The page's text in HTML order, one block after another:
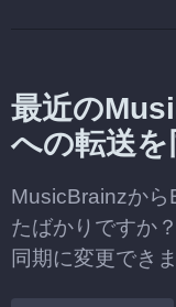
最近の
への転送
MusicBrainzから
たばかりですか
同期に変更できま